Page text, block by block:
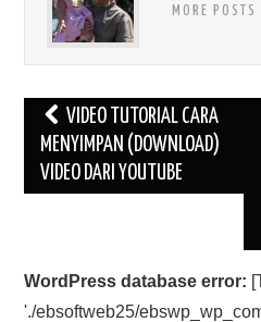
MORE POSTS
Post
navigation
VIDEO TUTORIAL CARA
MENYIMPAN (DOWNLOAD)
VIDEO DARI YOUTUBE
WordPress database error:
'./ebsoftweb25/